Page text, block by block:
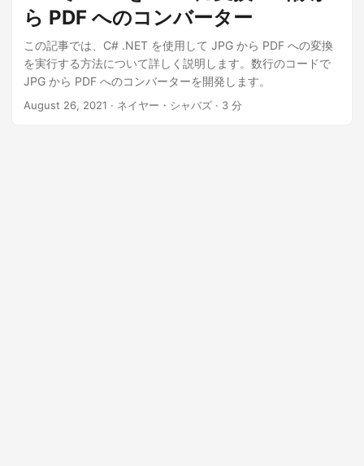
ら PDF へのコンバーター
この記事では、C# .NET を使用して JPG から PDF への変換
を実行する方法について詳しく説明します。数行のコードで
JPG から PDF へのコンバーターを開発します。
August 26, 2021 · ネイヤー・シャバズ · 3 分